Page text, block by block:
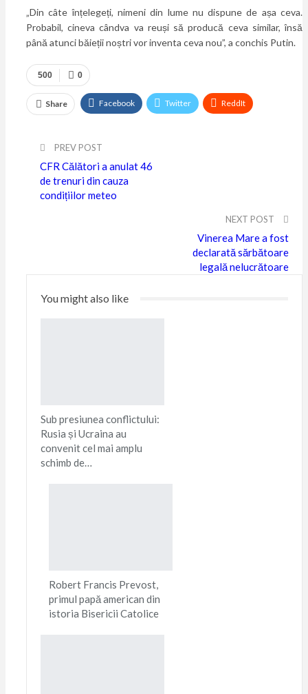
„Din câte înțelegeți, nimeni din lume nu dispune de așa ceva.
Probabil, cineva cândva va reuși să producă ceva similar, însă
până atunci băieții noștri vor inventa ceva nou”, a conchis Putin.
0
500
Share Facebook Twitter ReddIt
PREV POST
CFR Călători a anulat 46
de trenuri din cauza
condițiilor meteo
NEXT POST
Vinerea Mare a fost
declarată sărbătoare
legală nelucrătoare
You might also like
Sub presiunea conflictului:
Rusia și Ucraina au
convenit cel mai amplu
schimb de…
Robert Francis Prevost,
primul papă american din
istoria Bisericii Catolice